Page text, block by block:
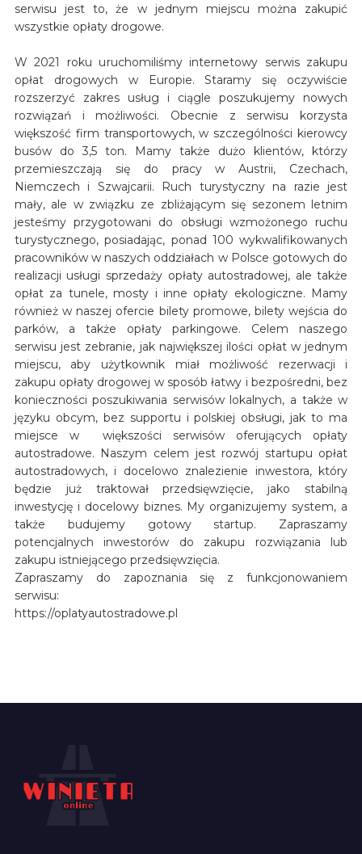
serwisu jest to, że w jednym miejscu można zakupić
wszystkie opłaty drogowe.
W 2021 roku uruchomiliśmy internetowy serwis zakupu
opłat drogowych w Europie. Staramy się oczywiście
rozszerzyć zakres usług i ciągle poszukujemy nowych
rozwiązań i możliwości. Obecnie z serwisu korzysta
większość firm transportowych, w szczególności kierowcy
busów do 3,5 ton. Mamy także dużo klientów, którzy
przemieszczają się do pracy w Austrii, Czechach,
Niemczech i Szwajcarii. Ruch turystyczny na razie jest
mały, ale w związku ze zbliżającym się sezonem letnim
jesteśmy przygotowani do obsługi wzmożonego ruchu
turystycznego, posiadając, ponad 100 wykwalifikowanych
pracowników w naszych oddziałach w Polsce gotowych do
realizacji usługi sprzedaży opłaty autostradowej, ale także
opłat za tunele, mosty i inne opłaty ekologiczne. Mamy
również w naszej ofercie bilety promowe, bilety wejścia do
parków, a także opłaty parkingowe. Celem naszego
serwisu jest zebranie, jak największej ilości opłat w jednym
miejscu, aby użytkownik miał możliwość rezerwacji i
zakupu opłaty drogowej w sposób łatwy i bezpośredni, bez
konieczności poszukiwania serwisów lokalnych, a także w
języku obcym, bez supportu i polskiej obsługi, jak to ma
miejsce w większości serwisów oferujących opłaty
autostradowe. Naszym celem jest rozwój startupu opłat
autostradowych, i docelowo znalezienie inwestora, który
będzie już traktował przedsięwzięcie, jako stabilną
inwestycję i docelowy biznes. My organizujemy system, a
także budujemy gotowy startup. Zapraszamy
potencjalnych inwestorów do zakupu rozwiązania lub
zakupu istniejącego przedsięwzięcia.
Zapraszamy do zapoznania się z funkcjonowaniem
serwisu:
https://oplatyautostradowe.pl